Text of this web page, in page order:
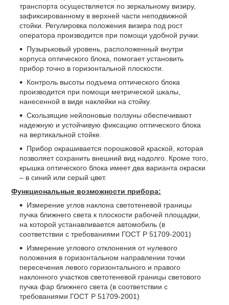
транспорта осуществляется по зеркальному визиру,
зафиксированному в верхней части неподвижной
стойки. Регулировка положения визира под рост
оператора производится при помощи удобной ручки.
Пузырьковый уровень, расположенный внутри
корпуса оптического блока, помогает установить
прибор точно в горизонтальной плоскости.
Контроль высоты подъема оптического блока
производится при помощи метрической шкалы,
нанесенной в виде наклейки на стойку.
Скользящие нейлоновые ползуны обеспечивают
надежную и устойчивую фиксацию оптического блока
на вертикальной стойке.
Прибор окрашивается порошковой краской, которая
позволяет сохранить внешний вид надолго. Кроме того,
крышка оптического блока имеет два варианта окраски
– в синий или серый цвет.
Функциональные возможности прибора:
Измерение углов наклона светотеневой границы
пучка ближнего света к плоскости рабочей площадки,
на которой устанавливается автомобиль (в
соответствии с требованиями ГОСТ Р 51709-2001)
Измерение углового отклонения от нулевого
положения в горизонтальном направлении точки
пересечения левого горизонтального и правого
наклонного участков светотеневой границы светового
пучка фар ближнего света (в соответствии с
требованиями ГОСТ Р 51709-2001)